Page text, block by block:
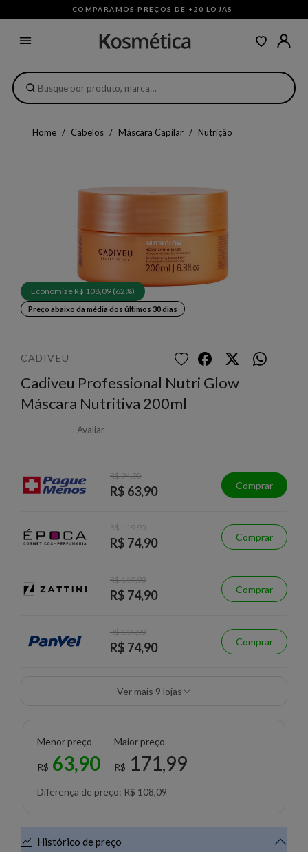
COMPARAMOS PREÇOS DE +20 LOJAS ·
Home Cabelos Máscara Capilar Nutrição
Economize R$ 108,09 (62%)
Preço abaixo da média dos últimos 30 dias
CADIVEU
Cadiveu Professional Nutri Glow
Máscara Nutritiva 200ml
Avaliar
R$ 94,90
R$ 63,90 Comprar
R$ 119,90
R$ 74,90 Comprar
R$ 119,90
R$ 74,90 Comprar
R$ 119,90
R$ 74,90 Comprar
Ver mais 9 lojas
Menor preço
R$ 63,90
Maior preço
R$ 171,99
Diferença de preço: R$ 108,09
Histórico de preço